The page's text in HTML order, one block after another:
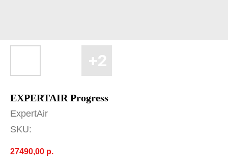
EXPERTAIR Progress
ExpertAir
SKU:
27490,00 р.